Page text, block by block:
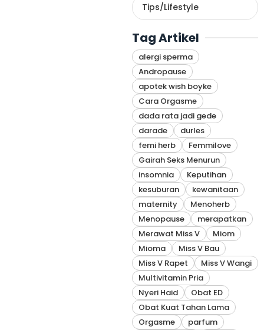
Tips/Lifestyle
Tag Artikel
alergi sperma
Andropause
apotek wish boyke
Cara Orgasme
dada rata jadi gede
darade
durles
femi herb
Femmilove
Gairah Seks Menurun
insomnia
Keputihan
kesuburan
kewanitaan
maternity
Menoherb
Menopause
merapatkan
Merawat Miss V
Miom
Mioma
Miss V Bau
Miss V Rapet
Miss V Wangi
Multivitamin Pria
Nyeri Haid
Obat ED
Obat Kuat Tahan Lama
Orgasme
parfum